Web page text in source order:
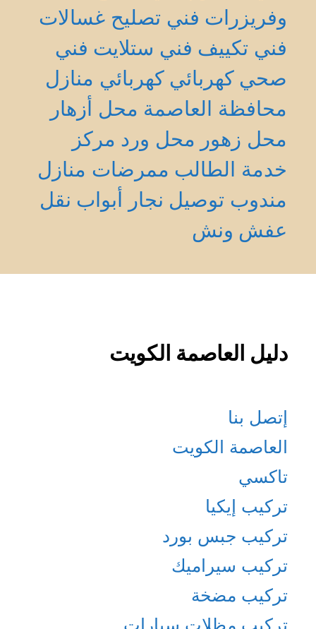
وفريزرات فني تصليح غسالات
فني تكييف فني ستلايت فني
صحي كهربائي كهربائي منازل
محافظة العاصمة محل أزهار
محل زهور محل ورد مركز
خدمة الطالب ممرضات منازل
مندوب توصيل نجار أبواب نقل
عفش ونش
دليل العاصمة الكويت
إتصل بنا
العاصمة الكويت
تاكسي
تركيب إيكيا
تركيب جبس بورد
تركيب سيراميك
تركيب مضخة
تركيب مظلات سيارات